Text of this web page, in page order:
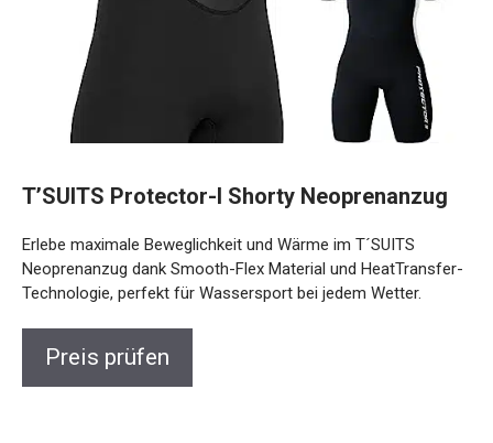
T’SUITS Protector-I Shorty Neoprenanzug
Erlebe maximale Beweglichkeit und Wärme im T´SUITS
Neoprenanzug dank Smooth-Flex Material und HeatTransfer-
Technologie, perfekt für Wassersport bei jedem Wetter.
Preis prüfen